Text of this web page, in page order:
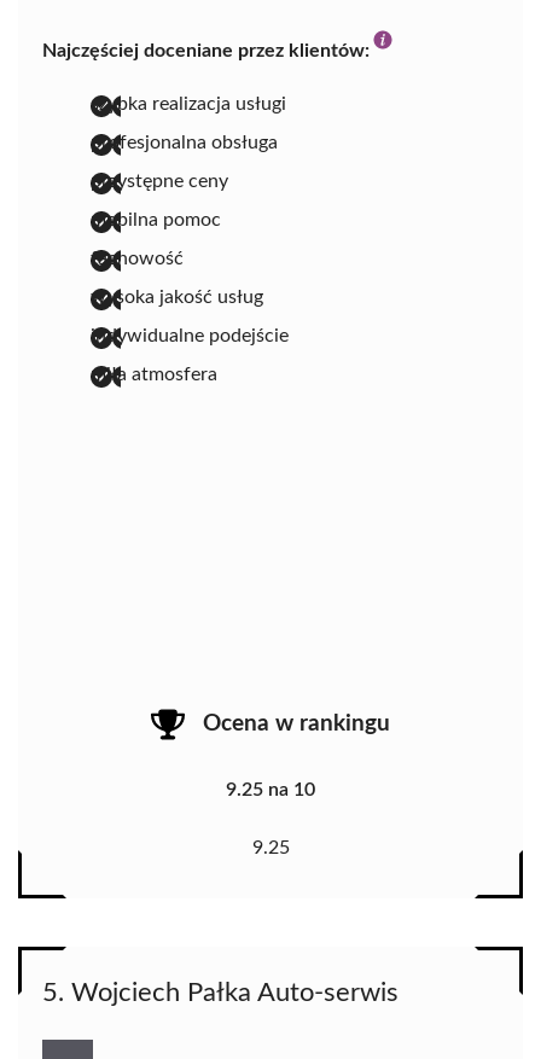
Najczęściej doceniane przez klientów:
szybka realizacja usługi
profesjonalna obsługa
przystępne ceny
mobilna pomoc
fachowość
wysoka jakość usług
indywidualne podejście
miła atmosfera
Ocena w rankingu
9.25 na 10
9.25
5. Wojciech Pałka Auto-serwis